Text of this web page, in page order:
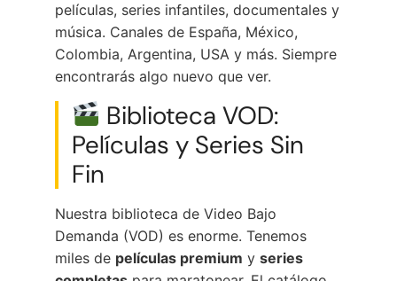
películas, series infantiles, documentales y
música. Canales de España, México,
Colombia, Argentina, USA y más. Siempre
encontrarás algo nuevo que ver.
Biblioteca VOD:
Películas y Series Sin
Fin
Nuestra biblioteca de Video Bajo
Demanda (VOD) es enorme. Tenemos
miles de películas premium yseries